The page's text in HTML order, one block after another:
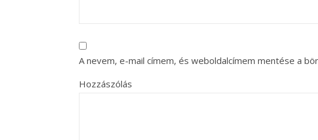
A nevem, e-mail címem, és weboldalcímem mentése a
Hozzászólás